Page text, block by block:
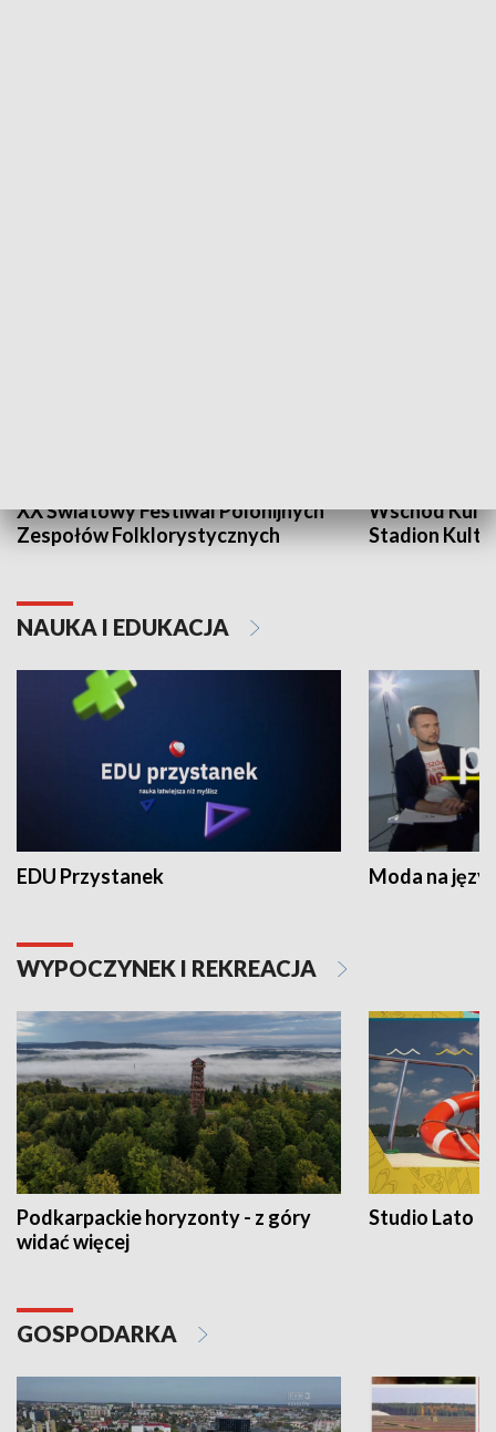
XX Światowy Festiwal Polonijnych
Zespołów Folklorystycznych
Wschód
Stadion
NAUKA I EDUKACJA
EDU Przystanek Moda na
WYPOCZYNEK I REKREACJA
Podkarpackie horyzonty - z góry
widać więcej
Studio Lato
GOSPODARKA